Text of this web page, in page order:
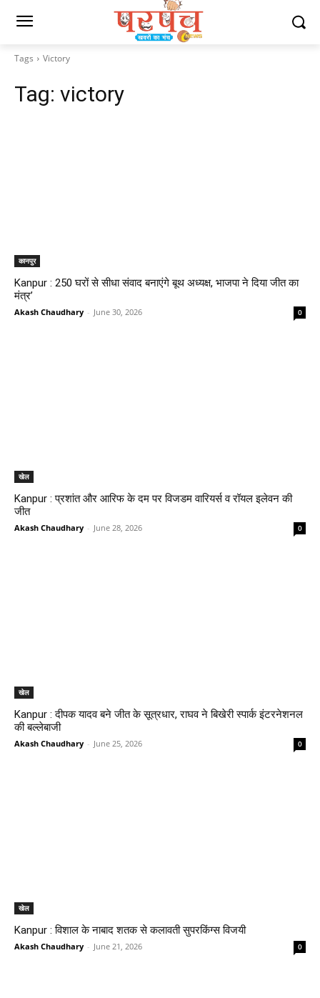
Tags Victory
Tag: victory
कानपुर
Kanpur : 250 घरों से सीधा संवाद बनाएंगे बूथ अध्यक्ष, भाजपा ने दिया जीत का
मंत्र’
Akash Chaudhary - June 30, 2026 0
खेल
Kanpur : प्रशांत और आरिफ के दम पर विजडम वारियर्स व रॉयल इलेवन की
जीत
Akash Chaudhary - June 28, 2026 0
खेल
Kanpur : दीपक यादव बने जीत के सूत्रधार, राघव ने बिखेरी स्पार्क इंटरनेशनल
की बल्लेबाजी
Akash Chaudhary - June 25, 2026 0
खेल
Kanpur : विशाल के नाबाद शतक से कलावती सुपरकिंग्स विजयी
Akash Chaudhary - June 21, 2026 0